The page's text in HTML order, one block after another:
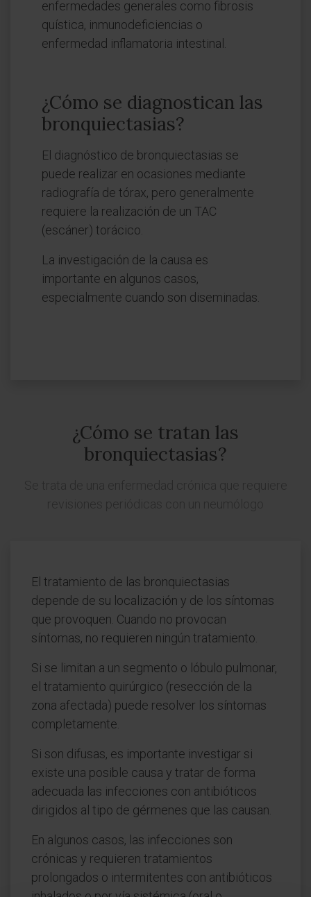
enfermedades generales como fibrosis
quística, inmunodeficiencias o
enfermedad inflamatoria intestinal.
¿Cómo se diagnostican las
bronquiectasias?
El diagnóstico de bronquiectasias se
puede realizar en ocasiones mediante
radiografía de tórax, pero generalmente
requiere la realización de un TAC
(escáner) torácico.
La investigación de la causa es
importante en algunos casos,
especialmente cuando son diseminadas.
¿Cómo se tratan las
bronquiectasias?
El tratamiento de las bronquiectasias
depende de su localización y de los síntomas
que provoquen. Cuando no provocan
síntomas, no requieren ningún tratamiento.
Si se limitan a un segmento o lóbulo pulmonar,
el tratamiento quirúrgico (resección de la
zona afectada) puede resolver los síntomas
completamente.
Si son difusas, es importante investigar si
existe una posible causa y tratar de forma
adecuada las infecciones con antibióticos
dirigidos al tipo de gérmenes que las causan.
En algunos casos, las infecciones son
crónicas y requieren tratamientos
prolongados o intermitentes con antibióticos